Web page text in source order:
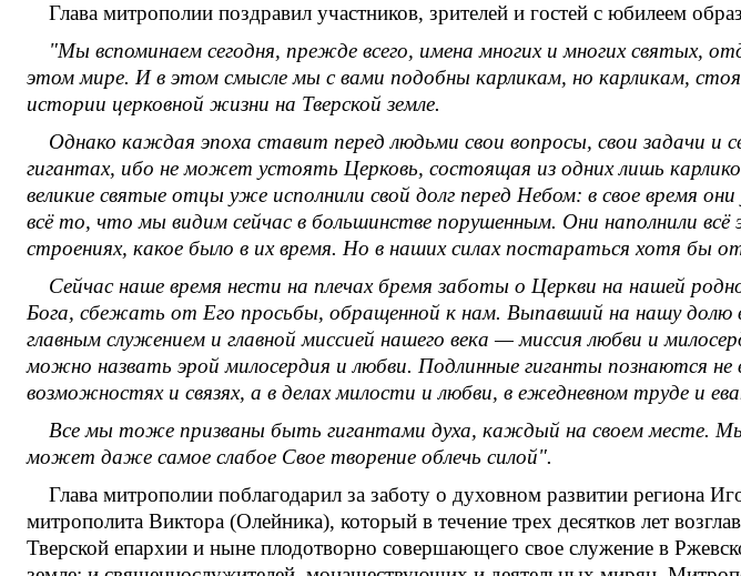
Глава митрополии поздравил участников, зрителей и гостей с юбилеем
"Мы вспоминаем сегодня, прежде всего, имена многих и многих святых,
этом мире. И в этом смысле мы с вами подобны карликам, но карликам,
истории церковной жизни на Тверской земле.
Однако каждая эпоха ставит перед людьми свои вопросы, свои задачи
гигантах, ибо не может устоять Церковь, состоящая из одних лишь
великие святые отцы уже исполнили свой долг перед Небом: в свое
всё то, что мы видим сейчас в большинстве порушенным. Они наполнили всё
строениях, какое было в их время. Но в наших силах постараться хотя бы
Сейчас наше время нести на плечах бремя заботы о Церкви на нашей
Бога, сбежать от Его просьбы, обращенной к нам. Выпавший на нашу долю
главным служением и главной миссией нашего века — миссия любви и
можно назвать эрой милосердия и любви. Подлинные гиганты познаются
возможностях и связях, а в делах милости и любви, в ежедневном труде и
Все мы тоже призваны быть гигантами духа, каждый на своем месте.
может даже самое слабое Свое творение облечь силой".
Глава митрополии поблагодарил за заботу о духовном развитии региона
митрополита Виктора (Олейника), который в течение трех десятков лет
Тверской епархии и ныне плодотворно совершающего свое служение в